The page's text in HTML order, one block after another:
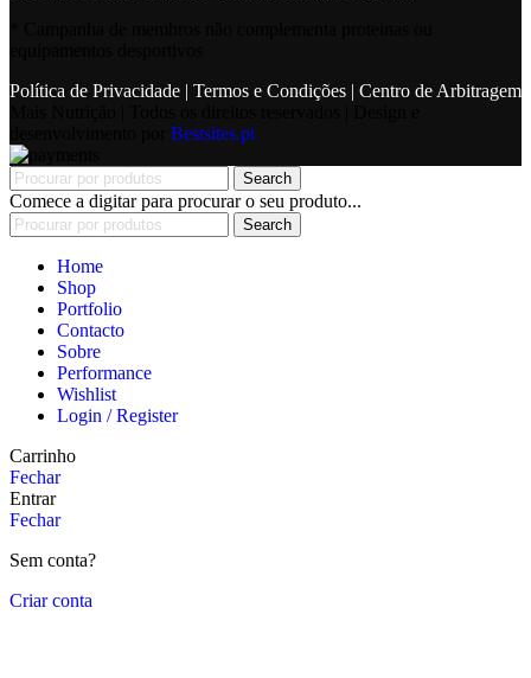
Política de Privacidade | Termos e Condições | Centro de Arbitragem
Bestsites.pt
Search
Comece a digitar para procurar o seu produto...
Search
Home
Shop
Portfolio
Contacto
Sobre
Performance
Wishlist
Login / Register
Carrinho
Fechar
Entrar
Fechar
Sem conta?
Criar conta